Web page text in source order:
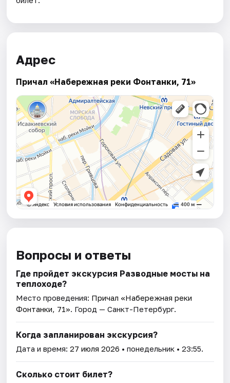
Адрес
Причал «Набережная реки Фонтанки, 71»
Вопросы и ответы
Где пройдет экскурсия Разводные мосты на
теплоходе?
Место проведения: Причал «Набережная реки
Фонтанки, 71». Город — Санкт-Петербург.
Когда запланирован экскурсия?
Дата и время:27 июля 2026 • понедельник • 23:55.
Сколько стоит билет?